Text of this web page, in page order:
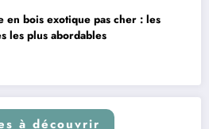
en bois exotique pas cher : les
les plus abordables
à découvrir